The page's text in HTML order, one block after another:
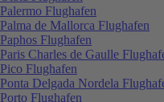
Palermo Flughafen
Palma de Mallorca Flughafen
Paphos Flughafen
Paris Charles de Gaulle
Pico Flughafen
Ponta Delgada Nordela
Porto Flughafen